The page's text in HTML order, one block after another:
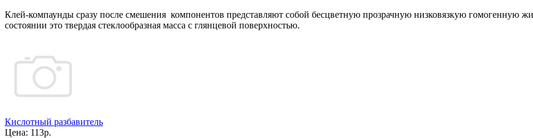
Клей-компаунды сразу после смешения компонентов представляют собой бесцветную прозрачную низковязкую гомогенную
состоянии это твердая стеклообразная масса с глянцевой поверхностью.
Кислотный разбавитель
Цена: 113р.